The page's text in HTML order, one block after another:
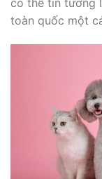
có thể tin tưởng
toàn quốc một